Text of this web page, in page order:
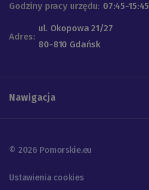
Godziny pracy urzędu: 07:45-15:45
Adres:
ul. Okopowa 21/27
80-810 Gdańsk
Nawigacja
© 2026 Pomorskie.eu
Ustawienia cookies